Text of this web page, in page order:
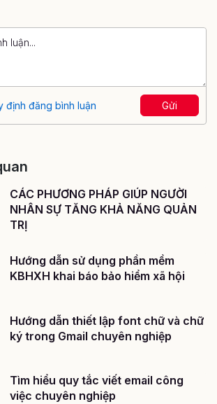
định đăng bình luận Gửi
CÁC PHƯƠNG PHÁP GIÚP NGƯỜI
NHÂN SỰ TĂNG KHẢ NĂNG QUẢN
TRỊ
Hướng dẫn sử dụng phần mềm
KBHXH khai báo bảo hiểm xã hội
Hướng dẫn thiết lập font chữ và chữ
ký trong Gmail chuyên nghiệp
Tìm hiểu quy tắc viết email công
việc chuyên nghiệp